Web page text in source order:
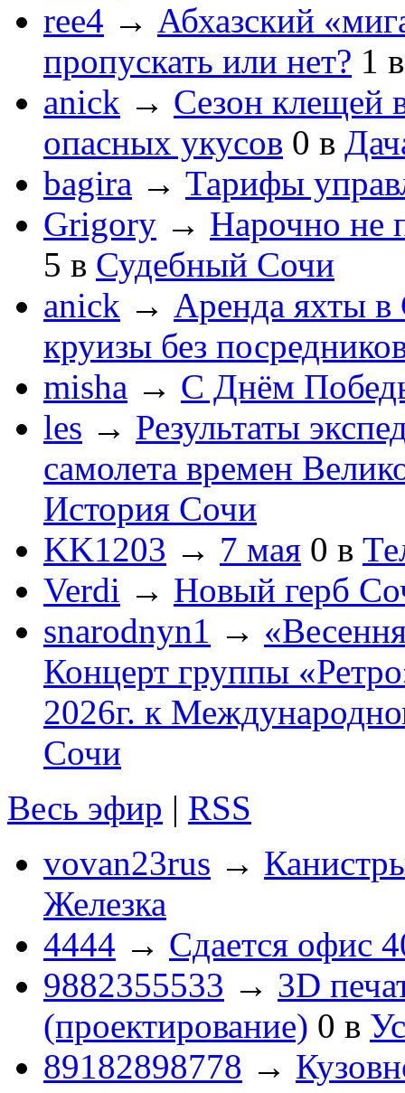
ree4 → Абхазский
пропускать или нет? 1
anick → Сезон клещей
опасных укусов 0 в
bagira → Тарифы
Grigory → Нарочно не
5 в Судебный Сочи
anick → Аренда яхты в
круизы без
misha → С Днём
les → Результаты
самолета времен
История Сочи
KK1203 → 7 мая 0 в
Verdi → Новый герб
snarodnyn1 →
Концерт группы
2026г. к
Сочи
Весь эфир | RSS
vovan23rus →
Железка
4444 → Сдается офис
9882355533 → 3D
(проектирование) 0 в
89182898778 →